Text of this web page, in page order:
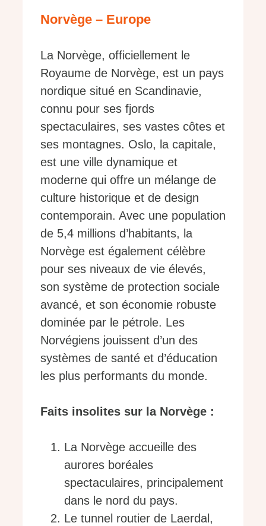
Norvège – Europe
La Norvège, officiellement le
Royaume de Norvège, est un pays
nordique situé en Scandinavie,
connu pour ses fjords
spectaculaires, ses vastes côtes et
ses montagnes. Oslo, la capitale,
est une ville dynamique et
moderne qui offre un mélange de
culture historique et de design
contemporain. Avec une population
de 5,4 millions d’habitants, la
Norvège est également célèbre
pour ses niveaux de vie élevés,
son système de protection sociale
avancé, et son économie robuste
dominée par le pétrole. Les
Norvégiens jouissent d’un des
systèmes de santé et d’éducation
les plus performants du monde.
Faits insolites sur la Norvège :
La Norvège accueille des
aurores boréales
spectaculaires, principalement
dans le nord du pays.
Le tunnel routier de Laerdal,